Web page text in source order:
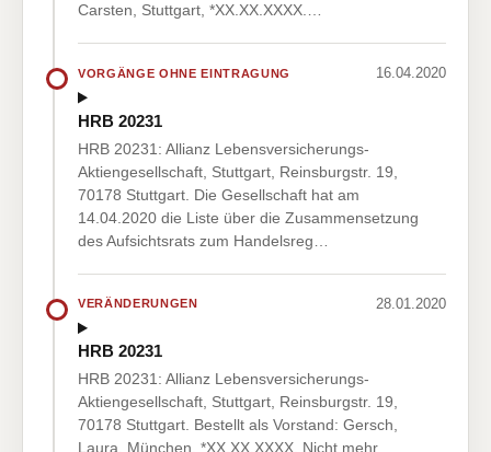
Carsten, Stuttgart, *XX.XX.XXXX.…
VORGÄNGE OHNE EINTRAGUNG 16.04.2020
HRB 20231
HRB 20231: Allianz Lebensversicherungs-
Aktiengesellschaft, Stuttgart, Reinsburgstr. 19,
70178 Stuttgart. Die Gesellschaft hat am
14.04.2020 die Liste über die Zusammensetzung
des Aufsichtsrats zum Handelsreg…
VERÄNDERUNGEN 28.01.2020
HRB 20231
HRB 20231: Allianz Lebensversicherungs-
Aktiengesellschaft, Stuttgart, Reinsburgstr. 19,
70178 Stuttgart. Bestellt als Vorstand: Gersch,
Laura, München, *XX.XX.XXXX. Nicht mehr